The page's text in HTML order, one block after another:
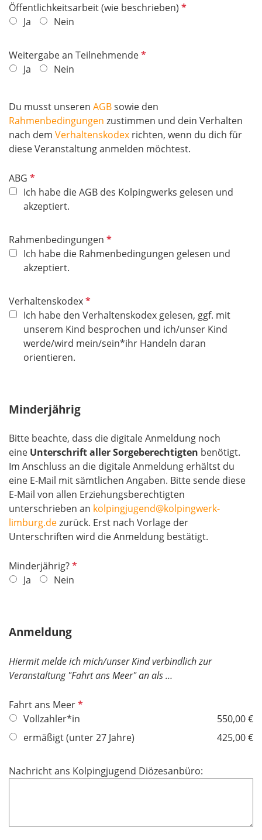
Öffentlichkeitsarbeit (wie beschrieben) P
e
l
d
Ja Nein
Weitergabe an TeilnehmendeP
c
h
t
f
d
Ja Nein
Du musst unseren AGBsowie den
Rahmenbedingungen zustimmen und dein Verhalten
nach dem Verhaltenskodex richten, wenn du dich für
diese Veranstaltung anmelden möchtest.
ABG P
f
l
h
t
l
d
Ich habe die AGB des Kolpingwerks gelesen und
akzeptiert.
Rahmenbedingungen P
f
f
Ich habe die Rahmenbedingungen gelesen und
akzeptiert.
VerhaltenskodexP
f
l
i
d
Ich habe den Verhaltenskodex gelesen, ggf. mit
unserem Kind besprochen und ich/unser Kind
werde/wird mein/sein*ihr Handeln daran
orientieren.
Minderjährig
Bitte beachte, dass die digitale Anmeldung noch
eine Unterschrift aller Sorgeberechtigten benötigt.
Im Anschluss an die digitale Anmeldung erhältst du
eine E-Mail mit sämtlichen Angaben. Bitte sende diese
E-Mail von allen Erziehungsberechtigten
unterschrieben an kolpingjugend@kolpingwerk-
limburg.dezurück. Erst nach Vorlage der
Unterschriften wird die Anmeldung bestätigt.
Minderjährig?P
f
h
f
e
d
Ja Nein
Anmeldung
Hiermit melde ich mich/unser Kind verbindlich zur
Veranstaltung "Fahrt ans Meer" an als …
Fahrt ans MeerP
f
h
l
Vollzahler*in
550,00 €
ermäßigt (unter 27 Jahre)
425,00 €
Nachricht ans Kolpingjugend Diözesanbüro: